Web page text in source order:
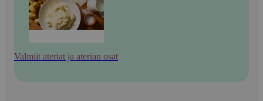
Valmiit ateriat ja aterian osat